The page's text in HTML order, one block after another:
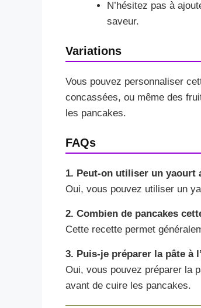
N’hésitez pas à
saveur.
Variations
Vous pouvez personnaliser
concassées, ou même des
les pancakes.
FAQs
1. Peut-on utiliser un yaourt
Oui, vous pouvez utiliser un
2. Combien de pancakes
Cette recette permet
3. Puis-je préparer la pâte à
Oui, vous pouvez préparer la
avant de cuire les pancakes.